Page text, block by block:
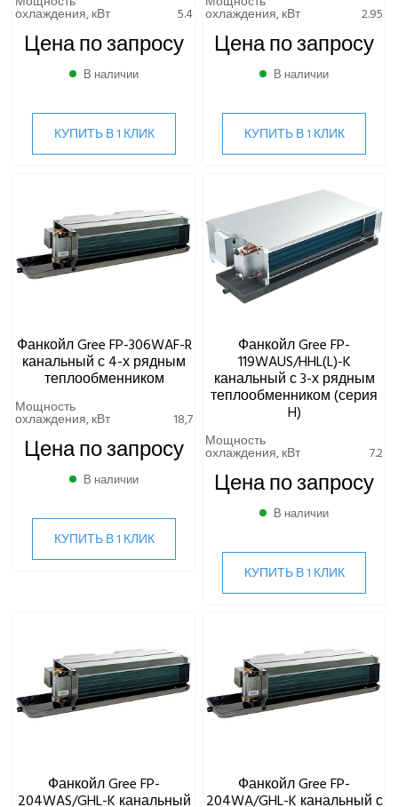
охлаждения, кВт 5.4
Цена по запросу
В наличии
КУПИТЬ В 1 КЛИК
охлаждения, кВт 2.95
Цена по запросу
В наличии
КУПИТЬ В 1 КЛИК
Фанкойл Gree FP-306WAF-R
канальный с 4-х рядным
теплообменником
Мощность
охлаждения, кВт 18,7
Цена по запросу
В наличии
КУПИТЬ В 1 КЛИК
Фанкойл Gree FP-
119WAUS/HHL(L)-K
канальный с 3-х рядным
теплообменником (серия
H)
Мощность
охлаждения, кВт 7.2
Цена по запросу
В наличии
КУПИТЬ В 1 КЛИК
Фанкойл Gree FP-
204WAS/GHL-K канальный
Фанкойл Gree FP-
204WA/GHL-K канальный с